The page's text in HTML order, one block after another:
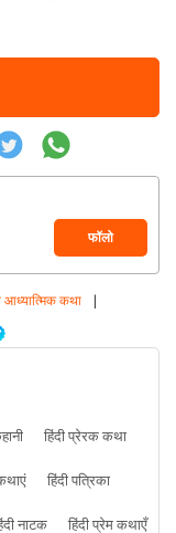
फॉलो
आध्यात्मिक कथा |
हिंदी प्रेरक कथा
हिंदी पत्रिका
नाटक हिंदी प्रेम कथाएँ